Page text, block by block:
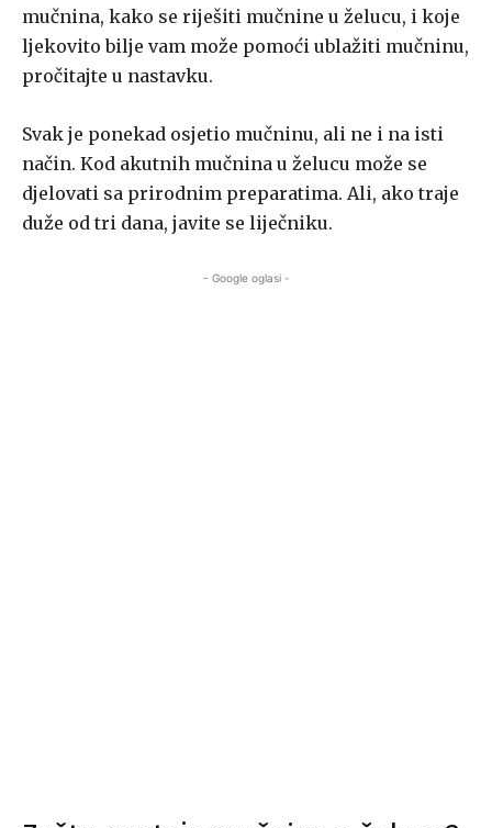
mučnina, kako se riješiti mučnine u želucu, i koje
ljekovito bilje vam može pomoći ublažiti mučninu,
pročitajte u nastavku.
Svak je ponekad osjetio mučninu, ali ne i na isti
način. Kod akutnih mučnina u želucu može se
djelovati sa prirodnim preparatima. Ali, ako traje
duže od tri dana, javite se liječniku.
- Google oglasi -